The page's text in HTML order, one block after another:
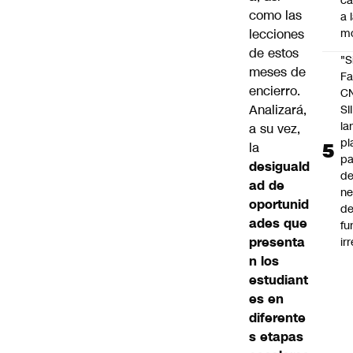
como las
lecciones
de estos
meses de
encierro.
Analizará,
a su vez,
la
desiguald
ad de
oportunid
ades que
presenta
n los
estudiant
es en
diferente
s etapas
a
SII
de